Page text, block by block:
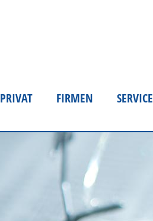
PRIVAT FIRMEN SERVICE